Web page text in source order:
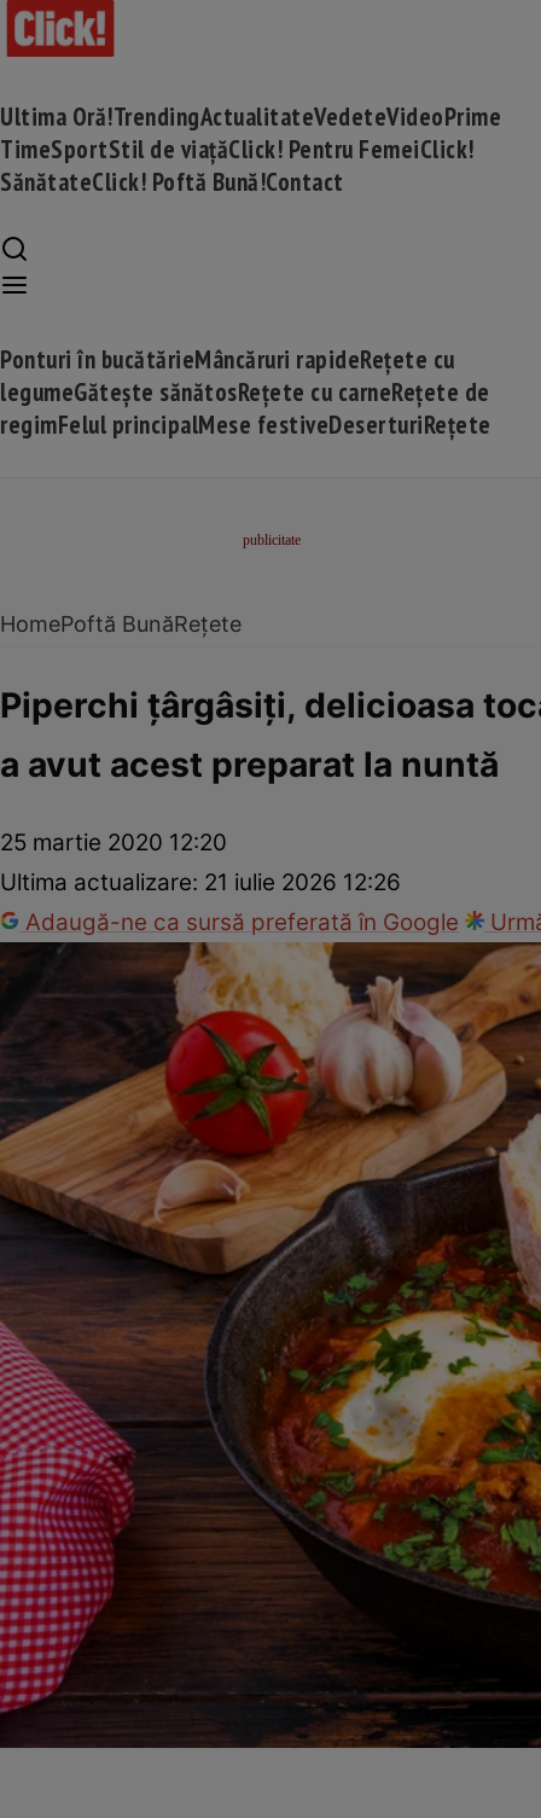
Ultima Oră!TrendingActualitateVedeteVideoPrime
TimeSportStil de viațăClick! Pentru FemeiClick!
SănătateClick! Poftă Bună!Contact
Ponturi în bucătărieMâncăruri rapideRețete cu
legumeGătește sănătosRețete cu carneRețete de
regimFelul principalMese festiveDeserturiRețete
HomePoftă BunăRețete
Piperchi țârgâsiți, delicioasa
a avut acest preparat la nuntă
25 martie 2020 12:20
Ultima actualizare: 21 iulie 2026 12:26
Adaugă-ne ca sursă preferată în Google